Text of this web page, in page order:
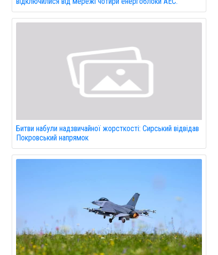
Битви набули надзвичайної жорсткості: Сирський відвідав
Покровський напрямок